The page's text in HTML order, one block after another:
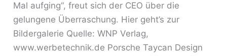
Mal aufging“, freut sich der CEO über die
gelungene Überraschung. Hier geht’s zur
Bildergalerie Quelle: WNP Verlag,
www.werbetechnik.de Porsche Taycan Design